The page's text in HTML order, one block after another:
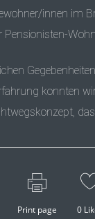
innen im
konnten
Print page 0